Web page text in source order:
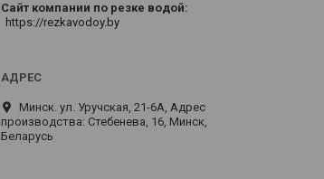
Сайт компании по резке водой
https://rezkavodoy.by
Минск. ул. Уручская, 21-6А, Адрес
производства: Стебенева, 16, Минск,
Беларусь